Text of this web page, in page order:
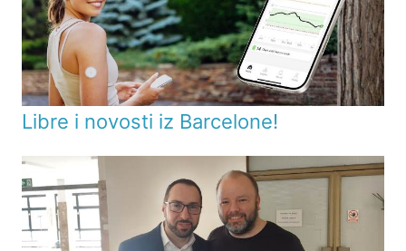
Libre i novosti iz Barcelone!